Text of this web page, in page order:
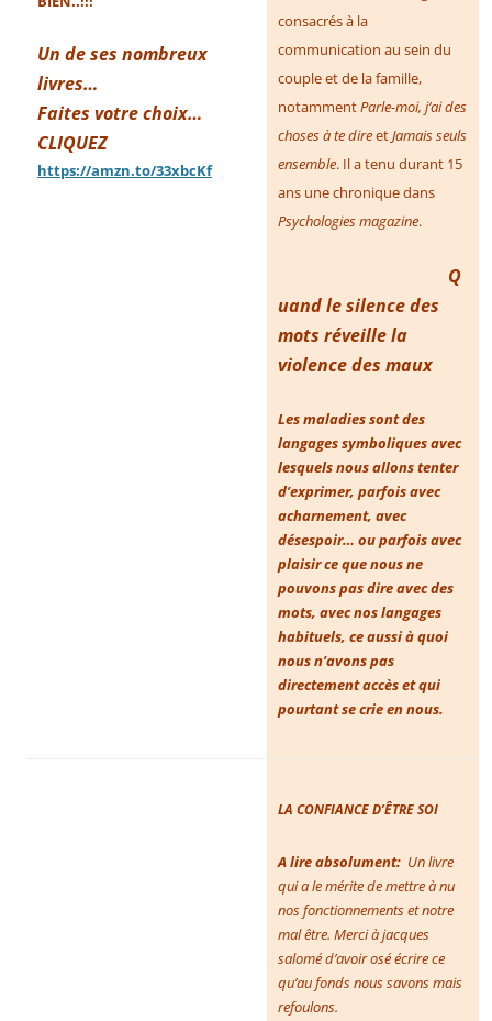
Un de ses nombreux
livres…
Faites votre choix…
CLIQUEZ
https://amzn.to/33xbcKf
consacrés à la
communication au sein du
couple et de la famille,
notammentParle-moi, j’ai des
choses à te direetJamais seuls
ensemble. Il a tenu durant 15
ans une chronique dans
Psychologies magazine.
Q
uand le silence des
mots réveille la
violence des maux
Les maladies sont des
langages symboliques avec
lesquels nous allons tenter
d’exprimer, parfois avec
acharnement, avec
désespoir… ou parfois avec
plaisir ce que nous ne
pouvons pas dire avec des
mots, avec nos langages
habituels, ce aussi à quoi
nous n’avons pas
directement accès et qui
pourtant se crie en nous.
LA CONFIANCE D’ÊTRE SOI
A lire absolument: Un livre
qui a le mérite demettre à nu
nos fonctionnements et notre
mal être. Merci à jacques
salomé d’avoir osé écrire ce
qu’au fonds nous savons mais
refoulons.